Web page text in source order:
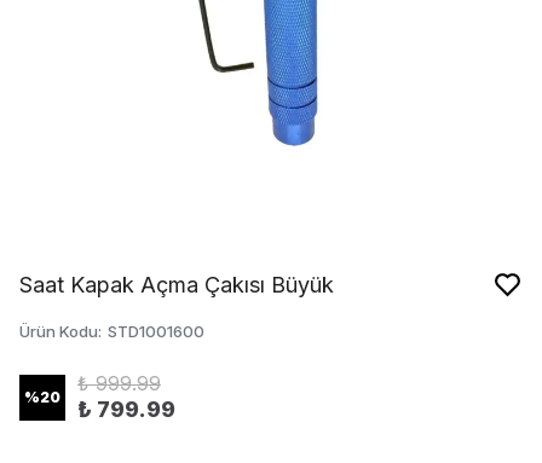
Saat Kapak Açma Çakısı Büyük
Ürün Kodu: STD1001600
%20
₺ 999.99
₺ 799.99